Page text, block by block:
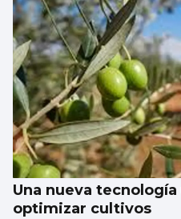
Una nueva
optimizar cultivos